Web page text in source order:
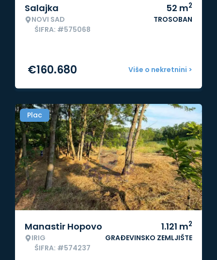
Salajka
NOVI SAD
ŠIFRA: #575068
52 m2
TROSOBAN
Više o nekretnini >
€160.680
Plac
Manastir Hopovo
IRIG
ŠIFRA: #574237
1.121 m2
GRAĐEVINSKO ZEMLJIŠTE